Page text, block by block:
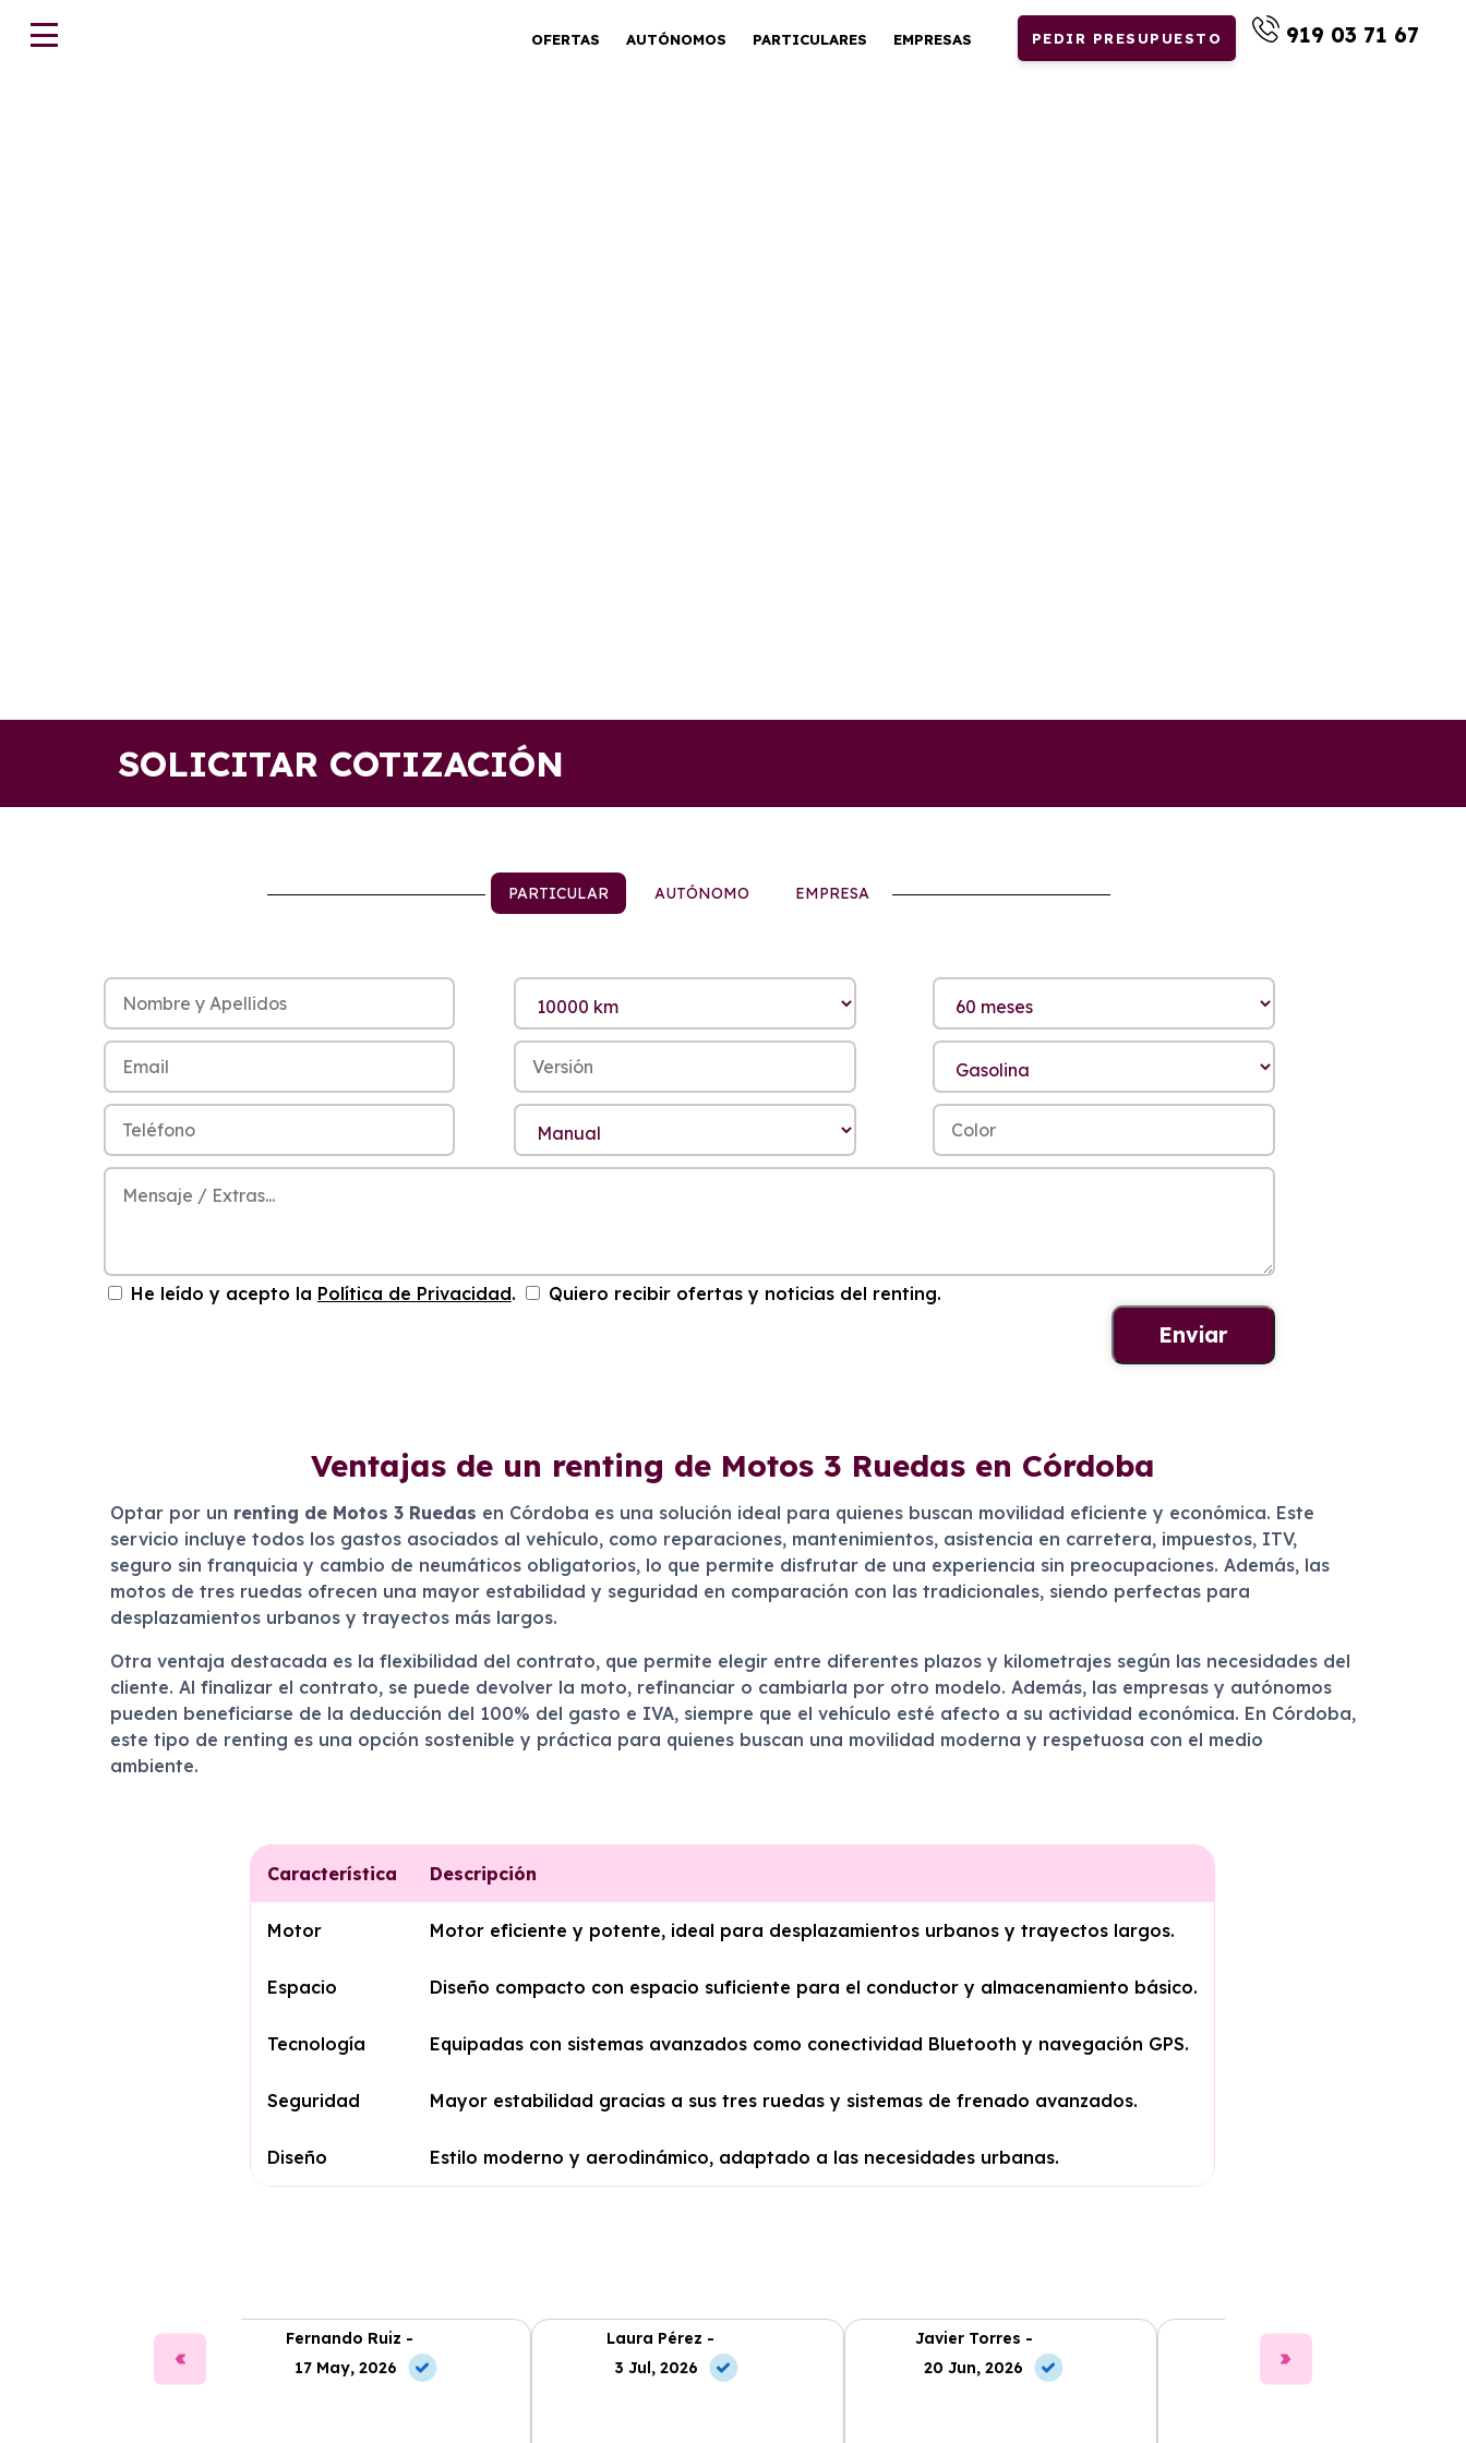
OFERTAS AUTÓNOMOS PARTICULARES EMPRESAS PEDIR PRESUPUESTO 919 03 71 67
SOLICITAR COTIZACIÓN
PARTICULAR AUTÓNOMO EMPRESA
He leído y acepto la Política de Privacidad. Quiero recibir ofertas y noticias del renting.
Ventajas de un renting de Motos 3 Ruedas en Córdoba
Optar por un renting de Motos 3 Ruedas en Córdoba es una solución ideal para quienes buscan movilidad eficiente y económica. Este
servicio incluye todos los gastos asociados al vehículo, como reparaciones, mantenimientos, asistencia en carretera, impuestos, ITV,
seguro sin franquicia y cambio de neumáticos obligatorios, lo que permite disfrutar de una experiencia sin preocupaciones. Además, las
motos de tres ruedas ofrecen una mayor estabilidad y seguridad en comparación con las tradicionales, siendo perfectas para
desplazamientos urbanos y trayectos más largos.
Otra ventaja destacada es la flexibilidad del contrato, que permite elegir entre diferentes plazos y kilometrajes según las necesidades del
cliente. Al finalizar el contrato, se puede devolver la moto, refinanciar o cambiarla por otro modelo. Además, las empresas y autónomos
pueden beneficiarse de la deducción del 100% del gasto e IVA, siempre que el vehículo esté afecto a su actividad económica. En Córdoba,
este tipo de renting es una opción sostenible y práctica para quienes buscan una movilidad moderna y respetuosa con el medio
ambiente.
Característica Descripción
Motor Motor eficiente y potente, ideal para desplazamientos urbanos y trayectos largos.
Espacio Diseño compacto con espacio suficiente para el conductor y almacenamiento básico.
Tecnología Equipadas con sistemas avanzados como conectividad Bluetooth y navegación GPS.
Seguridad Mayor estabilidad gracias a sus tres ruedas y sistemas de frenado avanzados.
Diseño Estilo moderno y aerodinámico, adaptado a las necesidades urbanas.
Fernando Ruiz -
17 May, 2026
Laura Pérez -
3 Jul, 2026
Javier Torres -
20 Jun, 2026
Clara Gómez -
10 Jul, 2026